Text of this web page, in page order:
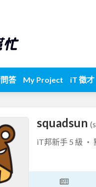
答 My Project iT 徵才
squadsun
iT邦新手 5 級 ‧